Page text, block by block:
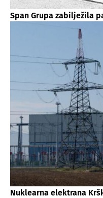
Span Grupa zabilježila
Nuklearna elektrana